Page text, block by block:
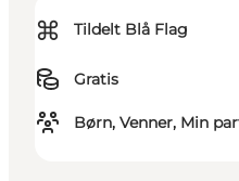
⌘ Tildelt Blå Flag
Gratis
Børn, Venner, Min